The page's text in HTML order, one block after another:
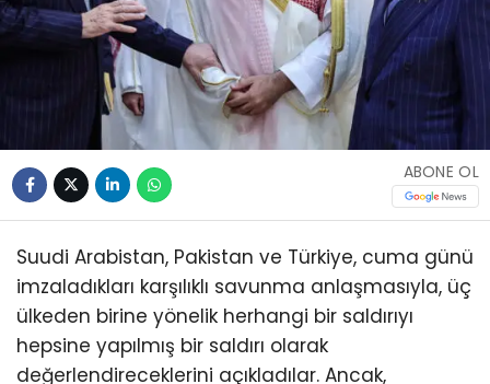
ABONE OL
Suudi Arabistan, Pakistan ve Türkiye, cuma günü
imzaladıkları karşılıklı savunma anlaşmasıyla, üç
ülkeden birine yönelik herhangi bir saldırıyı
hepsine yapılmış bir saldırı olarak
değerlendireceklerini açıkladılar. Ancak,